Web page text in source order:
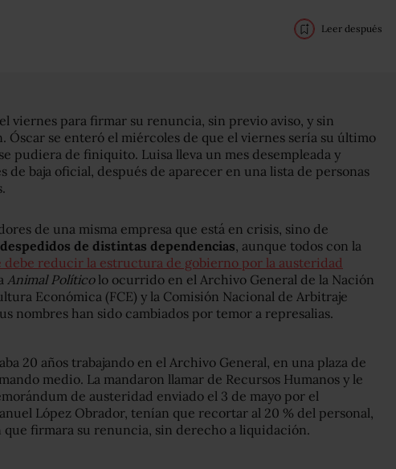
Leer después
viernes para firmar su renuncia, sin previo aviso, y sin
Óscar se enteró el miércoles de que el viernes sería su último
pudiera de finiquito. Luisa lleva un mes desempleada y
de baja oficial, después de aparecer en una lista de personas
de una misma empresa que está en crisis, sino de
de distintas dependencias, aunque todos con la
debe reducir la estructura de gobierno por la austeridad
Animal Políticolo ocurrido en el Archivo General de la Nación
Económica (FCE) y la Comisión Nacional de Arbitraje
nombres han sido cambiados por temor a represalias.
20 años trabajando en el Archivo General, en una plaza de
medio. La mandaron llamar de Recursos Humanos y le
de austeridad enviado el 3 de mayo por el
López Obrador, tenían que recortar al 20 % del personal,
firmara su renuncia, sin derecho a liquidación.